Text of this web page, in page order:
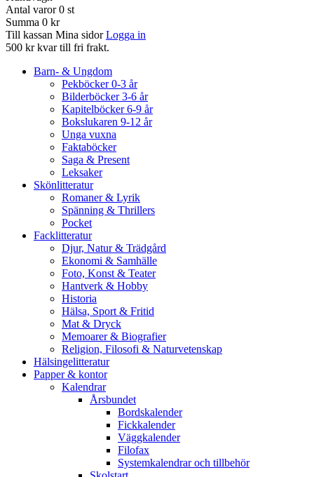
Antal varor 0 st
Summa 0 kr
Till kassan Mina sidor Logga in
500 kr kvar till fri frakt.
Barn- & Ungdom
Pekböcker 0-3 år
Bilderböcker 3-6 år
Kapitelböcker 6-9 år
Bokslukaren 9-12 år
Unga vuxna
Faktaböcker
Saga & Present
Leksaker
Skönlitteratur
Romaner & Lyrik
Spänning & Thrillers
Pocket
Facklitteratur
Djur, Natur & Trädgård
Ekonomi & Samhälle
Foto, Konst & Teater
Hantverk & Hobby
Historia
Hälsa, Sport & Fritid
Mat & Dryck
Memoarer & Biografier
Religion, Filosofi & Naturvetenskap
Hälsingelitteratur
Papper & kontor
Kalendrar
Årsbundet
Bordskalender
Fickkalender
Väggkalender
Filofax
Systemkalendrar och tillbehör